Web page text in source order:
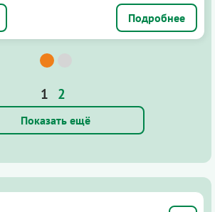
Подробнее
1 2
Показать ещё